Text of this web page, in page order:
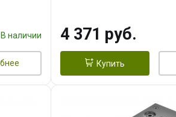
В наличии 4 371 руб.
Купить